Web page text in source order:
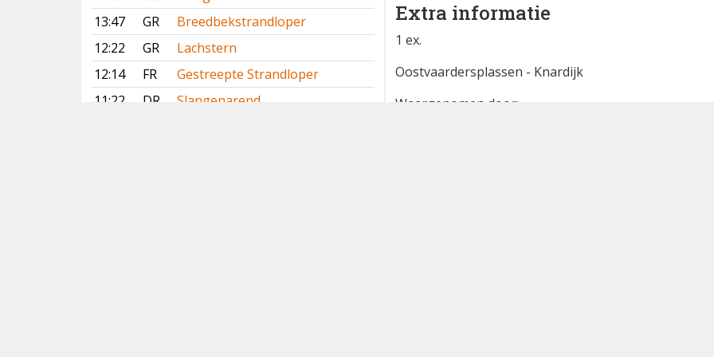
13:47
GR
Breedbekstrandloper
12:22
GR
Lachstern
12:14
FR
Gestreepte Strandloper
11:22
DR
Slangenarend
Extra informatie
1 ex.
Oostvaardersplassen - Knardijk
Waargenomen door: